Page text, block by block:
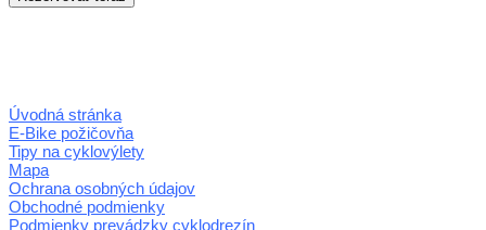
Úvodná stránka
E-Bike požičovňa
Tipy na cyklovýlety
Mapa
Ochrana osobných údajov
Obchodné podmienky
Podmienky prevádzky cyklodrezín